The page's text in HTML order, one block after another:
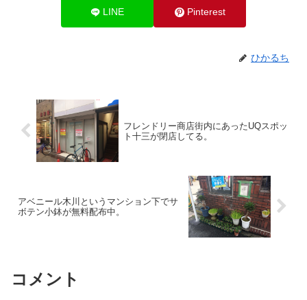
LINE Pinterest
ひかるち
フレンドリー商店街内にあったUQスポッ
ト十三が閉店してる。
アベニール木川というマンション下でサ
ボテン小鉢が無料配布中。
コメント